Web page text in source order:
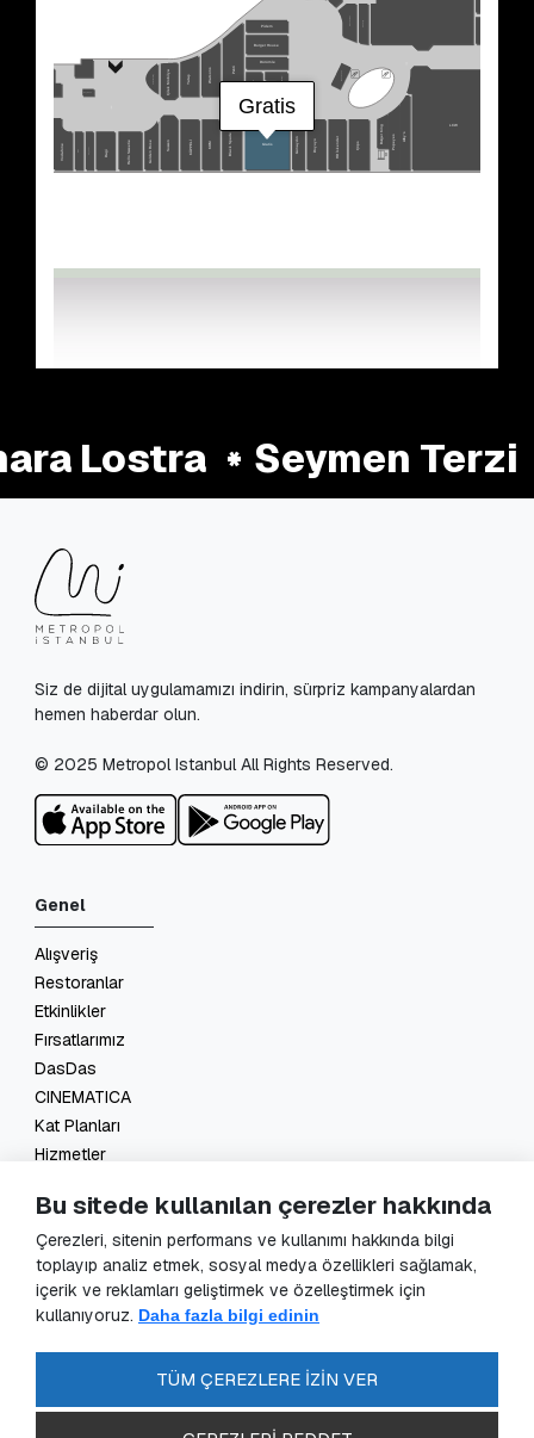
Lostra Seymen Terzi
Siz de dijital uygulamamızı indirin, sürpriz kampanyalardan
hemen haberdar olun.
© 2025 Metropol Istanbul All Rights Reserved.
Genel
Alışveriş
Restoranlar
Etkinlikler
Fırsatlarımız
DasDas
CINEMATICA
Kat Planları
Hizmetler
KVKK Başvuru
KVKK Aydınlatma Metni
Veri Sorumlusu Başvuru Formu
Güvenlik Kameraları Aydınlatma Metni
SSS
Bu sitede kullanılan çerezler hakkında
Çerezleri, sitenin performans ve kullanımı hakkında bilgi
toplayıp analiz etmek, sosyal medya özellikleri sağlamak,
içerik ve reklamları geliştirmek ve özelleştirmek için
kullanıyoruz. Daha fazla bilgi edinin
TÜM ÇEREZLERE İZİN VER